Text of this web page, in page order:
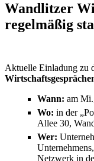
Wandlitzer
regelmäßig
Aktuelle Einladung zu
Wann: am
Wo: in der
Allee 30,
Wer:
Netzwerk in